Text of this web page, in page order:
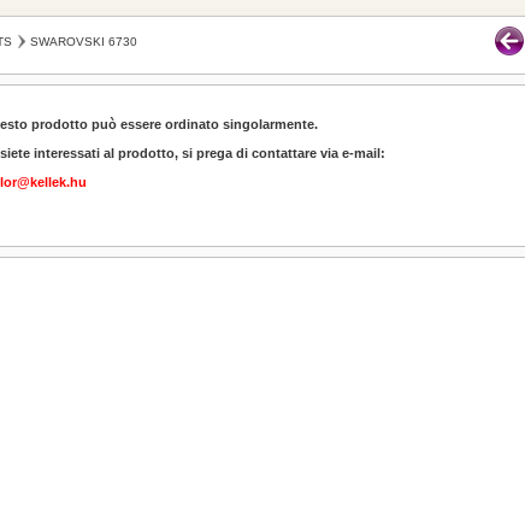
SWAROVSKI 6730
prodotto può essere ordinato singolarmente.
interessati al prodotto, si prega di contattare via e-mail: